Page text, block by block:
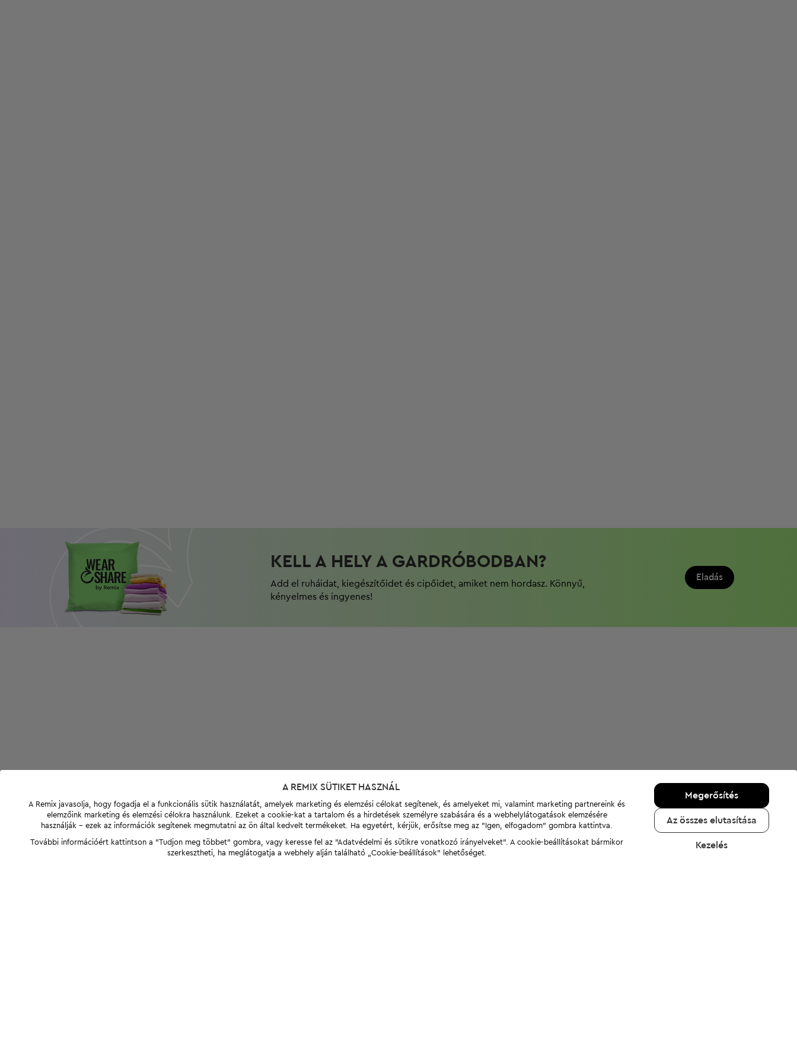
KELL A HELY A GARDRÓBODBAN?
Add el ruháidat, kiegészítőidet és cipőidet, amiket nem hordasz. Könnyű,
kényelmes és ingyenes!
Eladás
A REMIX SÜTIKET HASZNÁL
A Remix javasolja, hogy fogadja el a funkcionális sütik használatát, amelyek marketing és elemzési célokat segítenek, és amelyeket mi, valamint marketing partnereink és
elemzőink marketing és elemzési célokra használunk. Ezeket a cookie-kat a tartalom és a hirdetések személyre szabására és a webhelylátogatások elemzésére
használják - ezek az információk segítenek megmutatni az ön által kedvelt termékeket. Ha egyetért, kérjük, erősítse meg az "Igen, elfogadom" gombra kattintva.
További információért kattintson a "Tudjon meg többet" gombra, vagy keresse fel az "Adatvédelmi és sütikre vonatkozó irányelveket". A cookie-beállításokat bármikor
szerkesztheti, ha meglátogatja a webhely alján található „Cookie-beállítások” lehetőséget.
Megerősítés
Az összes elutasítása
Kezelés